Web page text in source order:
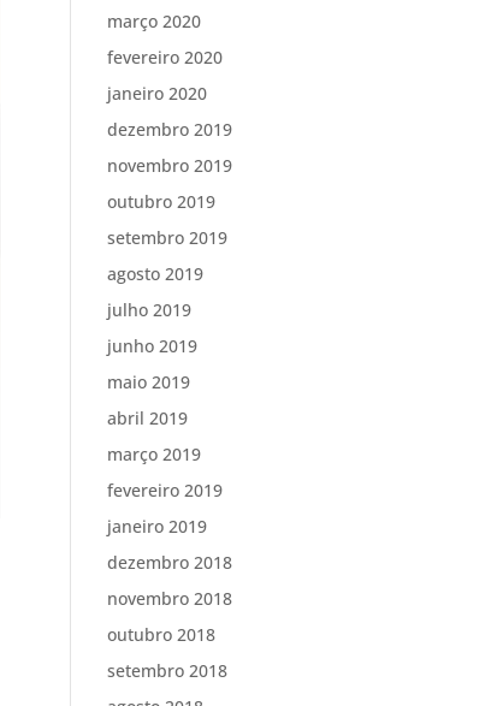
março 2020
fevereiro 2020
janeiro 2020
dezembro 2019
novembro 2019
outubro 2019
setembro 2019
agosto 2019
julho 2019
junho 2019
maio 2019
abril 2019
março 2019
fevereiro 2019
janeiro 2019
dezembro 2018
novembro 2018
outubro 2018
setembro 2018